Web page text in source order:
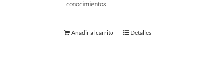
conocimientos
Añadir al carrito Detalles